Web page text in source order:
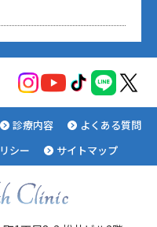
診療内容
よくある質問
シー サイトマップ